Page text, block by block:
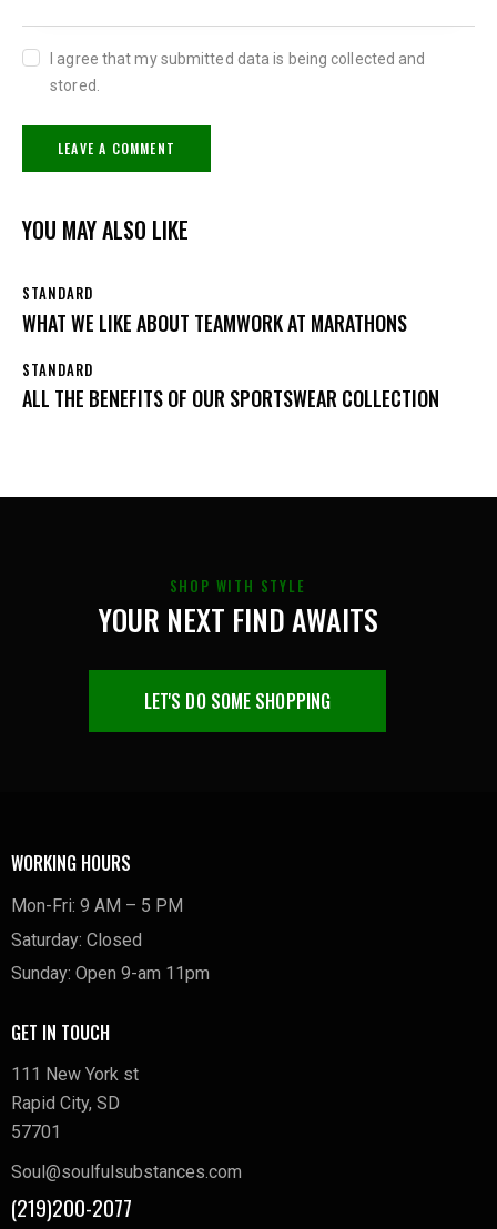
I agree that my submitted data is being collected and
stored.
YOU MAY ALSO LIKE
STANDARD
WHAT WE LIKE ABOUT TEAMWORK AT MARATHONS
STANDARD
ALL THE BENEFITS OF OUR SPORTSWEAR COLLECTION
SHOP WITH STYLE
YOUR NEXT FIND AWAITS
LET'S DO SOME SHOPPING
WORKING HOURS
Mon-Fri: 9 AM – 5 PM
Saturday: Closed
Sunday: Open 9-am 11pm
GET IN TOUCH
111 New York st
Rapid City, SD
57701
Soul@soulfulsubstances.com
(219)200-2077